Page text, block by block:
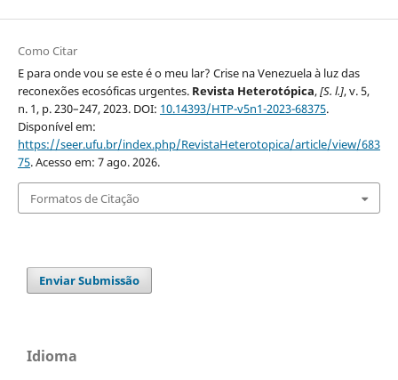
Como Citar
E para onde vou se este é o meu lar? Crise na Venezuela à luz das
reconexões ecosóficas urgentes. Revista Heterotópica,[S. l.], v. 5,
n. 1, p. 230–247, 2023. DOI: 10.14393/HTP-v5n1-2023-68375.
Disponível em:
https://seer.ufu.br/index.php/RevistaHeterotopica/article/view/683
75. Acesso em: 7 ago. 2026.
Formatos de Citação
Enviar Submissão
Idioma